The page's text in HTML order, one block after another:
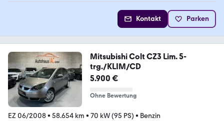
Kontakt Parken
Mitsubishi Colt CZ3 Lim. 5-
trg./KLIM/CD
5.900 €
Ohne Bewertung
EZ 06/2008• 58.654 km • 70 kW (95 PS) • Benzin